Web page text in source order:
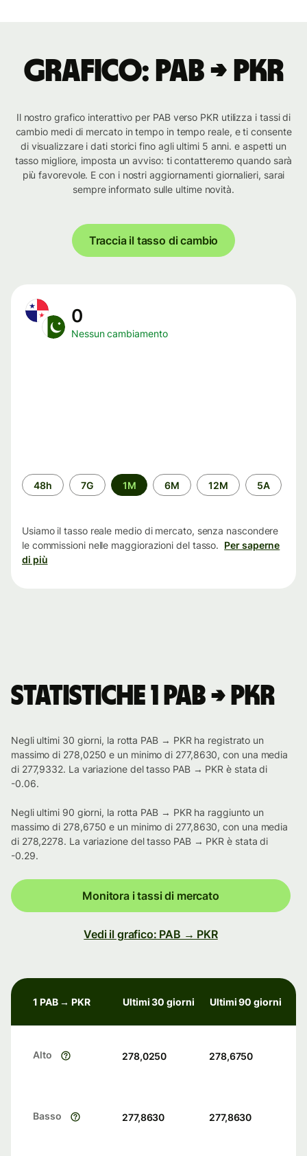
Grafico: PAB → PKR
Il nostro grafico interattivo per PAB verso PKR utilizza i tassi di
cambio medi di mercato in tempo in tempo reale, e ti consente
di visualizzare i dati storici fino agli ultimi 5 anni. e aspetti un
tasso migliore, imposta un avviso: ti contatteremo quando sarà
più favorevole. E con i nostri aggiornamenti giornalieri, sarai
sempre informato sulle ultime novità.
Traccia il tasso di cambio
0
Nessun cambiamento
Periodo
di
48h 7G 1M 6M 12M 5A
Usiamo il tasso reale medio di mercato, senza nascondere
le commissioni nelle maggiorazioni del tasso. Per saperne
di più
Statistiche 1 PAB → PKR
Negli ultimi 30 giorni, la rotta PAB → PKR ha registrato un
massimo di 278,0250 e un minimo di 277,8630, con una media
di 277,9332. La variazione del tasso PAB → PKR è stata di
-0.06.
Negli ultimi 90 giorni, la rotta PAB → PKR ha raggiunto un
massimo di 278,6750 e un minimo di 277,8630, con una media
di 278,2278. La variazione del tasso PAB → PKR è stata di
-0.29.
Monitora i tassi di mercato
Vedi il grafico: PAB → PKR
1 PAB → PKR Ultimi 30 giorni Ultimi 90 giorni
Alto 278,0250 278,6750
Basso 277,8630 277,8630